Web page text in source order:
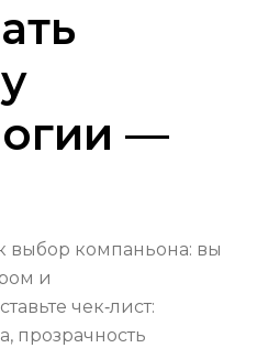
—
компаньона: вы
и
чек‑лист:
прозрачность